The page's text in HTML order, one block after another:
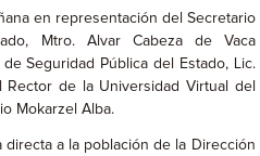
en representación del Secretario
Mtro. Alvar Cabeza de Vaca
Seguridad Pública del Estado, Lic.
de la Universidad Virtual del
Mokarzel Alba.
directa a la población de la Dirección